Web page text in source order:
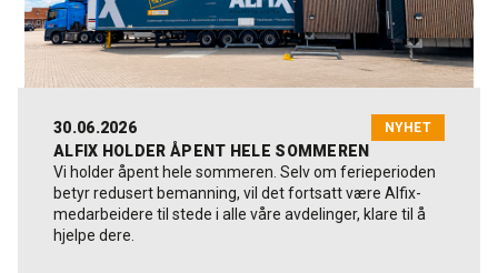
30.06.2026 NYHET
ALFIX HOLDER ÅPENT HELE SOMMEREN
Vi holder åpent hele sommeren. Selv om ferieperioden
betyr redusert bemanning, vil det fortsatt være Alfix-
medarbeidere til stede i alle våre avdelinger, klare til å
hjelpe dere.